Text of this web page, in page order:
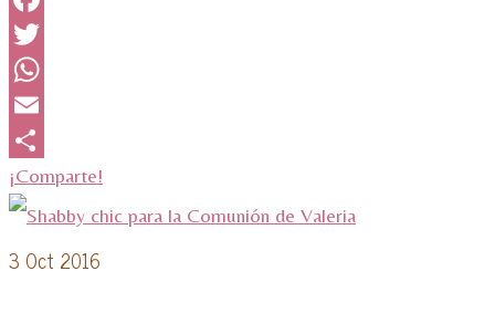
Facebook
Twitter
WhatsApp
Email
¡Comparte!
3 Oct 2016